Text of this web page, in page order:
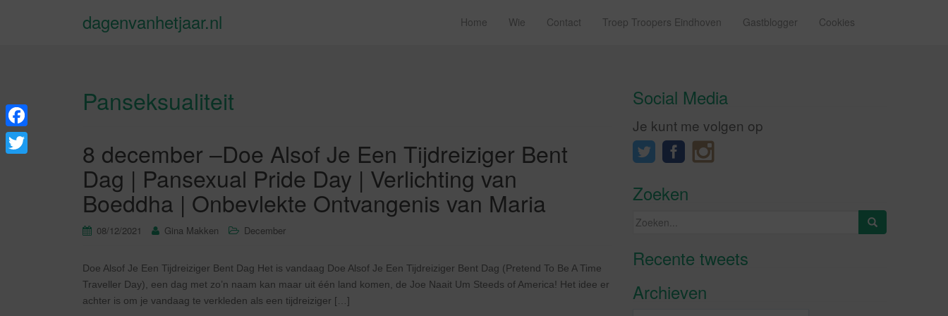
dagenvanhetjaar.nl Home Wie Contact Troep Troopers Eindhoven Gastblogger Cookies
Panseksualiteit
8 december –Doe Alsof Je Een Tijdreiziger Bent
Dag | Pansexual Pride Day | Verlichting van
Boeddha | Onbevlekte Ontvangenis van Maria
08/12/2021 Gina Makken December
Doe Alsof Je Een Tijdreiziger Bent Dag Het is vandaag Doe Alsof Je Een Tijdreiziger Bent Dag (Pretend To Be A Time
Traveller Day), een dag met zo’n naam kan maar uit één land komen, de Joe Naait Um Steeds of America! Het idee er
achter is om je vandaag te verkleden als een tijdreiziger […]
Social Media
Je kunt me volgen op
Zoeken
Zoeken
Recente tweetsKlik om marketing cookies te
Archieven
F